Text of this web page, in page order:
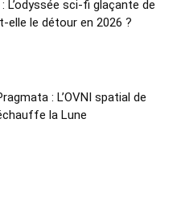
L’odyssée sci-fi glaçante de
elle le détour en 2026 ?
: L’OVNI spatial de
la Lune